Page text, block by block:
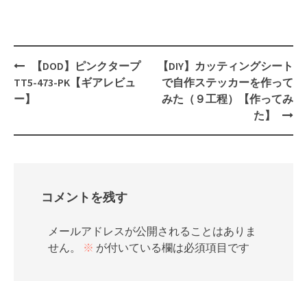
Post
navigation
【DOD】ピンクタープ
TT5-473-PK【ギアレビュ
ー】
【DIY】カッティングシート
で自作ステッカーを作って
みた（９工程）【作ってみ
た】
コメントを残す
メールアドレスが公開されることはありま
せん。
※ が付いている欄は必須項目です